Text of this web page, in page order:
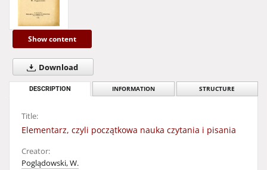
Show content
Download
DESCRIPTION INFORMATION STRUCTURE
Title:
Elementarz, czyli początkowa nauka czytania i pisania
Creator:
Poglądowski, W.